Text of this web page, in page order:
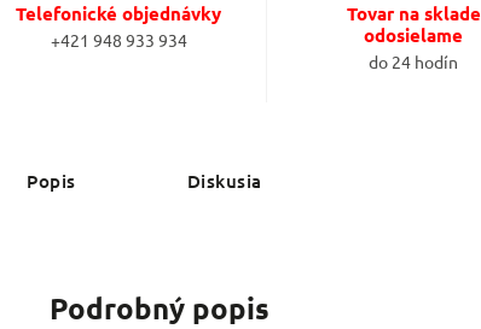
Telefonické objednávky
+421 948 933 934
Tovar na sklade
odosielame
do 24 hodín
Popis Diskusia
Podrobný popis